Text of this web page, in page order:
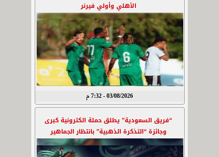
الأهلي وأولي فيرنر
03/08/2026 - 7:32 م
“فريق السعودية” يطلق حملة الكترونية كبرى
وجائزة “التذكرة الذهبية” بانتظار الجماهير